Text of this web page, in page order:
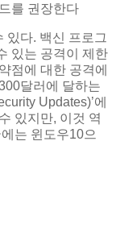
를 권장한다
있다. 백신 프로그
있는 공격이 제한
점에 대한 공격에
달러에 달하는
Updates)’에
있지만, 이것 역
는 윈도우10으